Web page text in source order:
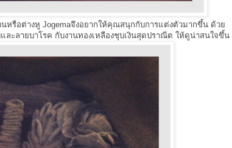
หรือต่างหู Jogemaจึงอยากให้คุณสนุกกับการแต่งตัวมากขึ้น ด้วย
ะลายบาโรค กับงานทองเหลืองชุบเงินสุดปราณีต ให้ดูน่าสนใจขึ้น